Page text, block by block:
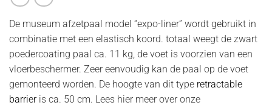
De museum afzetpaal model “expo-liner” wordt gebruikt in
combinatie met een elastisch koord. totaal weegt de zwart
poedercoating paal ca. 11 kg, de voet is voorzien van een
vloerbeschermer. Zeer eenvoudig kan de paal op de voet
gemonteerd worden. De hoogte van dit type retractable
barrieris ca. 50 cm. Lees hier meer over onze